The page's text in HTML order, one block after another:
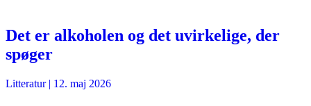
Det er alkoholen og det uvirkelige, der
spøger
Litteratur| 12. maj 2026